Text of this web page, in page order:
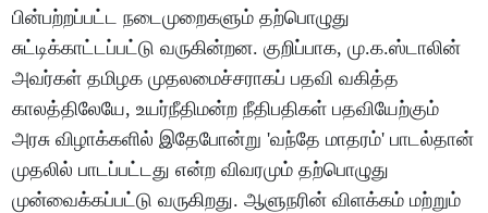
பின்பற்றப்பட்ட நடைமுறைகளும் தற்பொழுது
சுட்டிக்காட்டப்பட்டு வருகின்றன. குறிப்பாக, மு.க.ஸ்டாலின்
அவர்கள் தமிழக முதலமைச்சராகப் பதவி வகித்த
காலத்திலேயே, உயர்நீதிமன்ற நீதிபதிகள் பதவியேற்கும்
அரசு விழாக்களில் இதேபோன்று 'வந்தே மாதரம்' பாடல்தான்
முதலில் பாடப்பட்டது என்ற விவரமும் தற்பொழுது
முன்வைக்கப்பட்டு வருகிறது. ஆளுநரின் விளக்கம் மற்றும்